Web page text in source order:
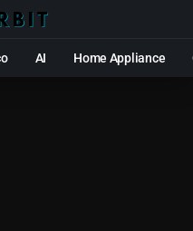
AI Home Appliance